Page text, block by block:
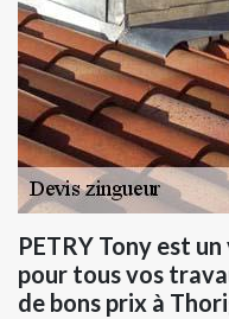
PETRY Tony est
pour tous vos
de bons prix à